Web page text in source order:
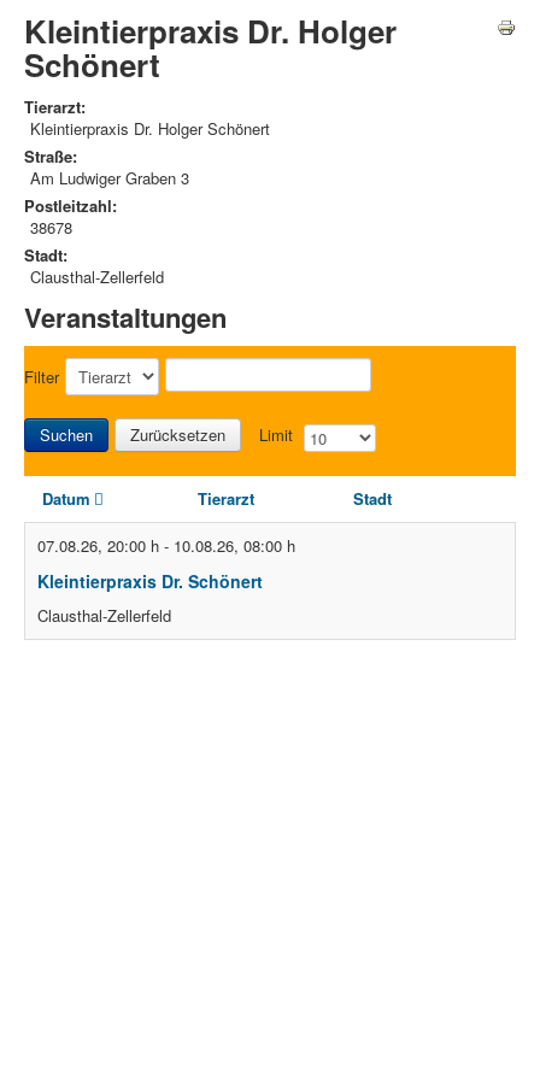
Kleintierpraxis Dr. Holger
Schönert
Tierarzt:
Kleintierpraxis Dr. Holger Schönert
Straße:
Am Ludwiger Graben 3
Postleitzahl:
38678
Stadt:
Clausthal-Zellerfeld
Veranstaltungen
Filter
Suchen Zurücksetzen Limit
Datum Tierarzt Stadt
07.08.26, 20:00 h - 10.08.26, 08:00 h
Kleintierpraxis Dr. Schönert
Clausthal-Zellerfeld